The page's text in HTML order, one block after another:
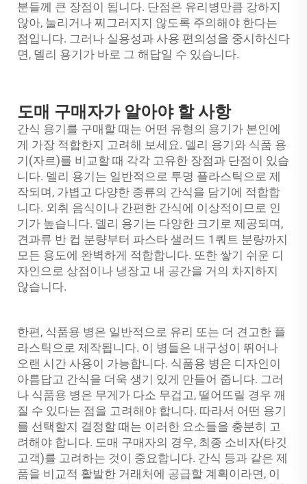
분들께 큰 장점이 됩니다. 단점은 유리병만큼 강하지
않아, 눌리거나 찌그러지지 않도록 주의해야 한다는
점입니다. 그러나 실용성과 사용 편의성을 중시하신다
면, 델리 용기가 바로 그 해답일 수 있습니다.
도매 구매자가 알아야 할 사항
간식 용기를 구매할 때는 어떤 유형의 용기가 본인에
게 가장 적합한지 고려해 보세요. 델리 용기와 식품 용
기(자르)를 비교할 때 각각 고유한 장점과 단점이 있습
니다. 델리 용기는 일반적으로 투명 플라스틱으로 제
작되며, 가볍고 다양한 종류의 간식을 담기에 적합합
니다. 외취 음식이나 간편한 간식에 이상적이므로 인
기가 높습니다. 델리 용기는 다양한 크기로 제공되며,
견과류 반 컵 분량부터 파스타 샐러드 1쿼트 분량까지
모든 용도에 완벽하게 적합합니다. 또한 쌓기 쉬운 디
자인으로 상점이나 냉장고 내 공간을 거의 차지하지
않습니다.
한편, 식품용 병은 일반적으로 유리 또는 더 견고한 플
라스틱으로 제작됩니다. 이 병들은 내구성이 뛰어나
오랜 시간 사용이 가능합니다. 식품용 병은 디자인이
아름답고 간식을 더욱 생기 있게 만들어 줍니다. 그러
나 식품용 병은 무게가 다소 무겁고, 떨어뜨릴 경우 깨
질 수 있다는 점을 고려해야 합니다. 따라서 어떤 용기
를 선택할지 결정할 때는 이러한 요소들을 충분히 고
려해야 합니다. 도매 구매자의 경우, 최종 소비자(타깃
고객)를 고려하는 것이 중요합니다. 간식 등과 같은 제
품을 비교적 활발한 거래처에 공급할 계획이라면, 이